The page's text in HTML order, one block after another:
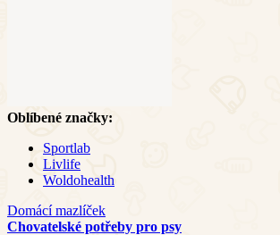
Oblíbené značky:
Sportlab
Livlife
Woldohealth
Domácí mazlíček
Chovatelské potřeby pro psy